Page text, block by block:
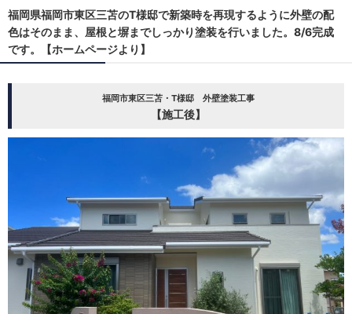
福岡県福岡市東区三苫のT様邸で新築時を再現するように外壁の配
色はそのまま、屋根と塀までしっかり塗装を行いました。8/6完成
です。【ホームページより】
福岡市東区三苫・T様邸 外壁塗装工事
【施工後】